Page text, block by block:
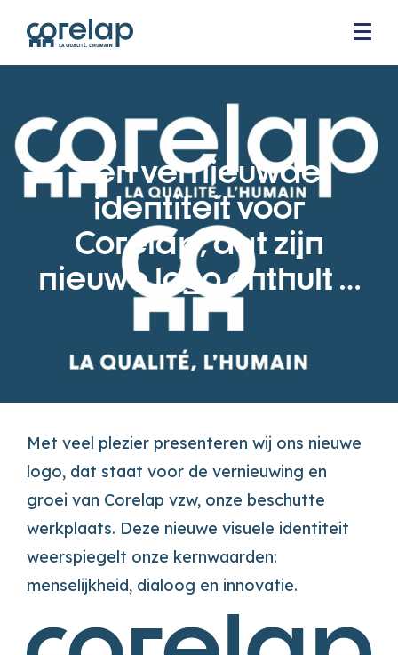
Een vernieuwde
identiteit voor
Corelap, dat zijn
nieuwe logo onthult …
Met veel plezier presenteren wij ons nieuwe
logo, dat staat voor de vernieuwing en
groei van Corelap vzw, onze beschutte
werkplaats. Deze nieuwe visuele identiteit
weerspiegelt onze kernwaarden:
menselijkheid, dialoog en innovatie.